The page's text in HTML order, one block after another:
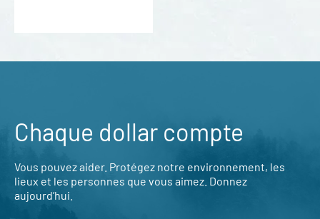
Chaque dollar compte
Vous pouvez aider. Protégez notre environnement, les
lieux et les personnes que vous aimez. Donnez
aujourd’hui.